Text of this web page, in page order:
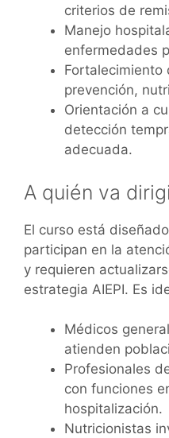
criterios de
Manejo
enfermedades
Fortalecimiento
prevención,
Orientación a
detección
adecuada.
A quién va
El curso está
participan en la
y requieren
estrategia AIEPI. Es
Médicos
atienden
Profesionales
con funciones
hospitalización.
Nutricionistas